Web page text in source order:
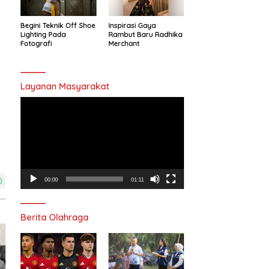
Begini Teknik Off Shoe
Lighting Pada
Fotografi
Inspirasi Gaya
Rambut Baru Radhika
Merchant
Layanan Masyarakat
00:00 01:11
Berita Olahraga